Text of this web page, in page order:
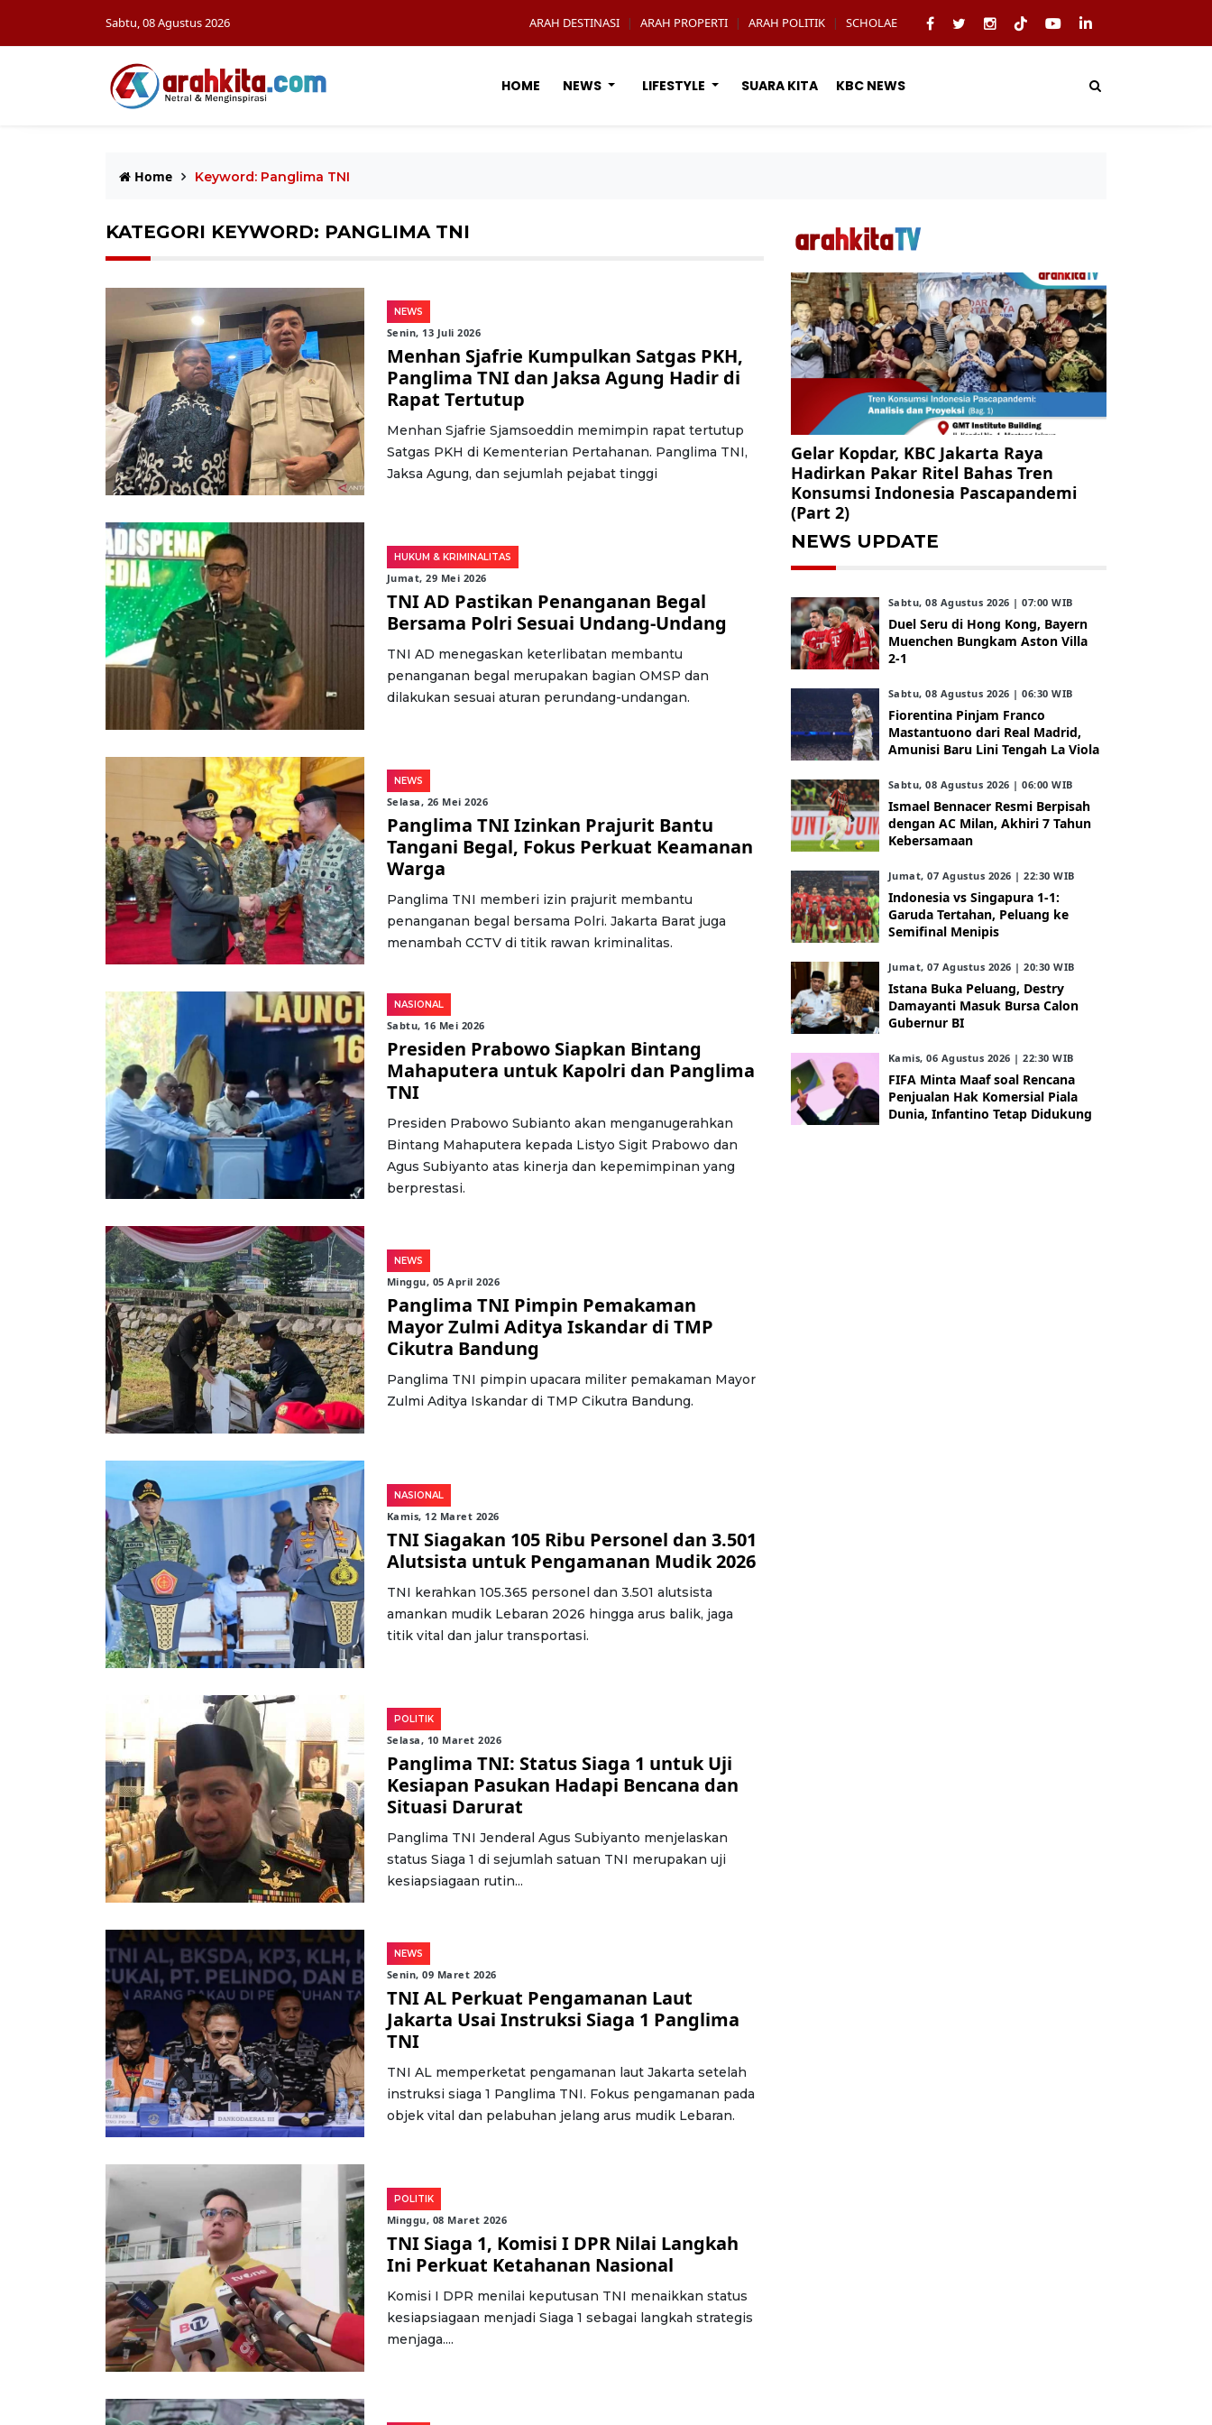
Sabtu, 08 Agustus 2026 ARAH DESTINASI | ARAH PROPERTI | ARAH POLITIK | SCHOLAE
HOME NEWS LIFESTYLE SUARA KITA KBC NEWS
Home Keyword: Panglima TNI
KATEGORI KEYWORD: PANGLIMA TNI
NEWS
Senin, 13 Juli 2026
Menhan Sjafrie Kumpulkan Satgas PKH,
Panglima TNI dan Jaksa Agung Hadir di
Rapat Tertutup
Menhan Sjafrie Sjamsoeddin memimpin rapat tertutup
Satgas PKH di Kementerian Pertahanan. Panglima TNI,
Jaksa Agung, dan sejumlah pejabat tinggi
HUKUM & KRIMINALITAS
Jumat, 29 Mei 2026
TNI AD Pastikan Penanganan Begal
Bersama Polri Sesuai Undang-Undang
TNI AD menegaskan keterlibatan membantu
penanganan begal merupakan bagian OMSP dan
dilakukan sesuai aturan perundang-undangan.
NEWS
Selasa, 26 Mei 2026
Panglima TNI Izinkan Prajurit Bantu
Tangani Begal, Fokus Perkuat Keamanan
Warga
Panglima TNI memberi izin prajurit membantu
penanganan begal bersama Polri. Jakarta Barat juga
menambah CCTV di titik rawan kriminalitas.
NASIONAL
Sabtu, 16 Mei 2026
Presiden Prabowo Siapkan Bintang
Mahaputera untuk Kapolri dan Panglima
TNI
Presiden Prabowo Subianto akan menganugerahkan
Bintang Mahaputera kepada Listyo Sigit Prabowo dan
Agus Subiyanto atas kinerja dan kepemimpinan yang
berprestasi.
NEWS
Minggu, 05 April 2026
Panglima TNI Pimpin Pemakaman
Mayor Zulmi Aditya Iskandar di TMP
Cikutra Bandung
Panglima TNI pimpin upacara militer pemakaman Mayor
Zulmi Aditya Iskandar di TMP Cikutra Bandung.
NASIONAL
Kamis, 12 Maret 2026
TNI Siagakan 105 Ribu Personel dan 3.501
Alutsista untuk Pengamanan Mudik 2026
TNI kerahkan 105.365 personel dan 3.501 alutsista
amankan mudik Lebaran 2026 hingga arus balik, jaga
titik vital dan jalur transportasi.
POLITIK
Selasa, 10 Maret 2026
Panglima TNI: Status Siaga 1 untuk Uji
Kesiapan Pasukan Hadapi Bencana dan
Situasi Darurat
Panglima TNI Jenderal Agus Subiyanto menjelaskan
status Siaga 1 di sejumlah satuan TNI merupakan uji
kesiapsiagaan rutin...
NEWS
Senin, 09 Maret 2026
TNI AL Perkuat Pengamanan Laut
Jakarta Usai Instruksi Siaga 1 Panglima
TNI
TNI AL memperketat pengamanan laut Jakarta setelah
instruksi siaga 1 Panglima TNI. Fokus pengamanan pada
objek vital dan pelabuhan jelang arus mudik Lebaran.
POLITIK
Minggu, 08 Maret 2026
TNI Siaga 1, Komisi I DPR Nilai Langkah
Ini Perkuat Ketahanan Nasional
Komisi I DPR menilai keputusan TNI menaikkan status
kesiapsiagaan menjadi Siaga 1 sebagai langkah strategis
menjaga....
Gelar Kopdar, KBC Jakarta Raya
Hadirkan Pakar Ritel Bahas Tren
Konsumsi Indonesia Pascapandemi
(Part 2)
NEWS UPDATE
Sabtu, 08 Agustus 2026 | 07:00 WIB
Duel Seru di Hong Kong, Bayern
Muenchen Bungkam Aston Villa
2-1
Sabtu, 08 Agustus 2026 | 06:30 WIB
Fiorentina Pinjam Franco
Mastantuono dari Real Madrid,
Amunisi Baru Lini Tengah La Viola
Sabtu, 08 Agustus 2026 | 06:00 WIB
Ismael Bennacer Resmi Berpisah
dengan AC Milan, Akhiri 7 Tahun
Kebersamaan
Jumat, 07 Agustus 2026 | 22:30 WIB
Indonesia vs Singapura 1-1:
Garuda Tertahan, Peluang ke
Semifinal Menipis
Jumat, 07 Agustus 2026 | 20:30 WIB
Istana Buka Peluang, Destry
Damayanti Masuk Bursa Calon
Gubernur BI
Kamis, 06 Agustus 2026 | 22:30 WIB
FIFA Minta Maaf soal Rencana
Penjualan Hak Komersial Piala
Dunia, Infantino Tetap Didukung